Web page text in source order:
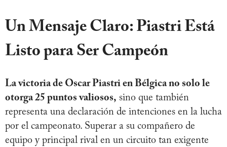
Un Mensaje Claro: Piastri Está
Listo para Ser Campeón
La victoria de Oscar Piastri en Bélgica no solo le
otorga 25 puntos valiosos, sino que también
representa una declaración de intenciones en la lucha
por el campeonato. Superar a su compañero de
equipo y principal rival en un circuito tan exigente